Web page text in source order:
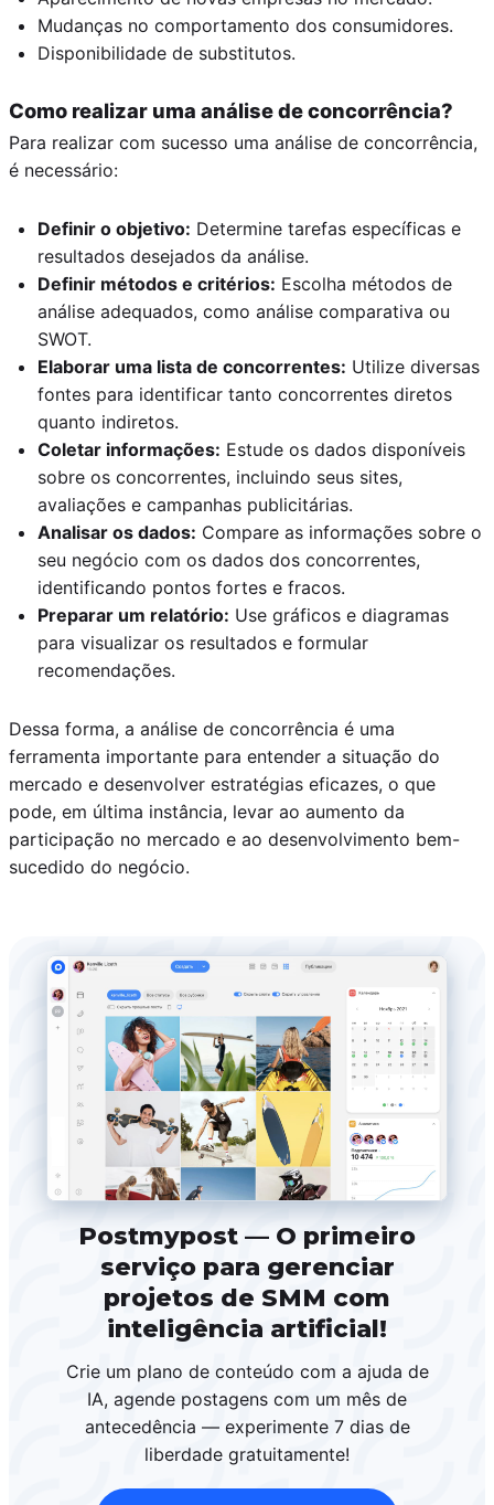
Mudanças no comportamento dos consumidores.
Disponibilidade de substitutos.
Como realizar uma análise de concorrência?
Para realizar com sucesso uma análise de concorrência,
é necessário:
Definir o objetivo: Determine tarefas específicas e
resultados desejados da análise.
Definir métodos e critérios: Escolha métodos de
análise adequados, como análise comparativa ou
SWOT.
Elaborar uma lista de concorrentes: Utilize diversas
fontes para identificar tanto concorrentes diretos
quanto indiretos.
Coletar informações: Estude os dados disponíveis
sobre os concorrentes, incluindo seus sites,
avaliações e campanhas publicitárias.
Analisar os dados: Compare as informações sobre o
seu negócio com os dados dos concorrentes,
identificando pontos fortes e fracos.
Preparar um relatório: Use gráficos e diagramas
para visualizar os resultados e formular
recomendações.
Dessa forma, a análise de concorrência é uma
ferramenta importante para entender a situação do
mercado e desenvolver estratégias eficazes, o que
pode, em última instância, levar ao aumento da
participação no mercado e ao desenvolvimento bem-
sucedido do negócio.
Postmypost — O primeiro
serviço para gerenciar
projetos de SMM com
inteligência artificial!
Crie um plano de conteúdo com a ajuda de
IA, agende postagens com um mês de
antecedência — experimente 7 dias de
liberdade gratuitamente!